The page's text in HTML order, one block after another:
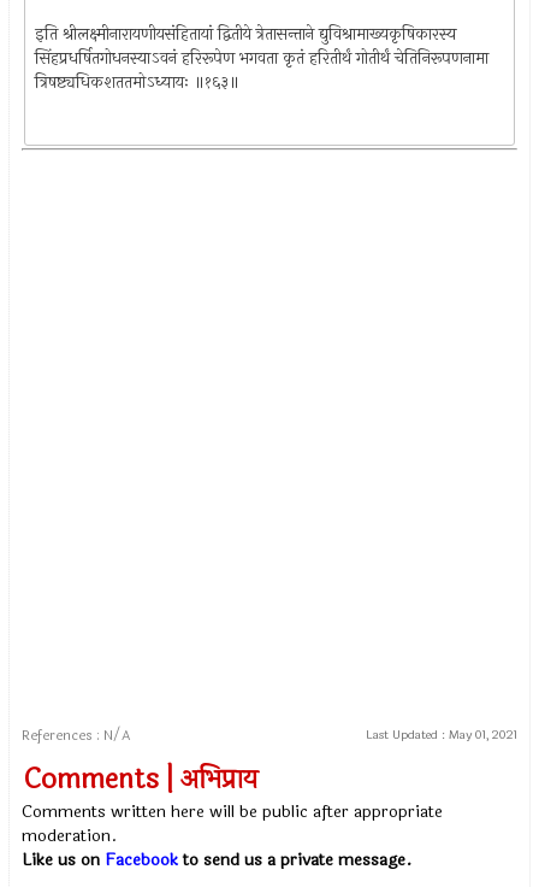
इति श्रीलक्ष्मीनारायणीयसंहितायां द्वितीये त्रेतासन्ताने द्युविश्रामाख्यकृषिकारस्य
सिंहप्रधर्षितगोधनस्याऽवनं हरिरूपेण भगवता कृतं हरितीर्थं गोतीर्थं चेतिनिरूपणनामा
त्रिषष्ट्यधिकशततमोऽध्यायः ॥१६३॥
References : N/A Last Updated : May 01, 2021
Comments | अभिप्राय
Comments written here will be public after appropriate
moderation.
Like us on Facebookto send us a private message.